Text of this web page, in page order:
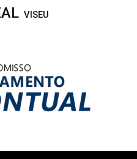
VISEU